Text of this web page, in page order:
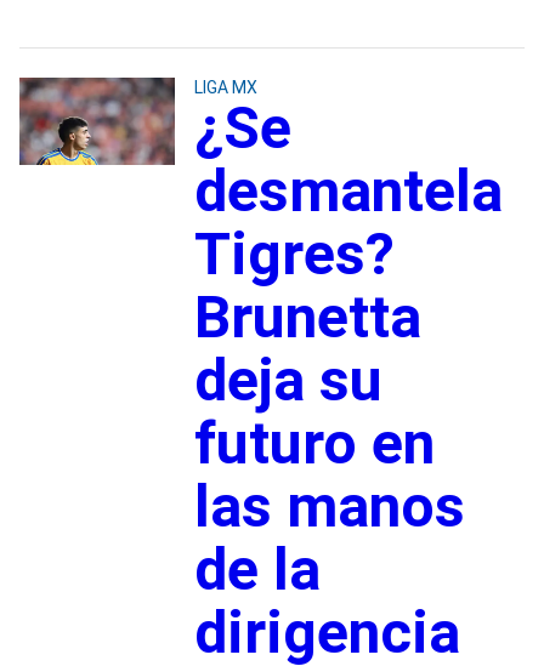
LIGA MX
¿Se
desmantela
Tigres?
Brunetta
deja su
futuro en
las manos
de la
dirigencia